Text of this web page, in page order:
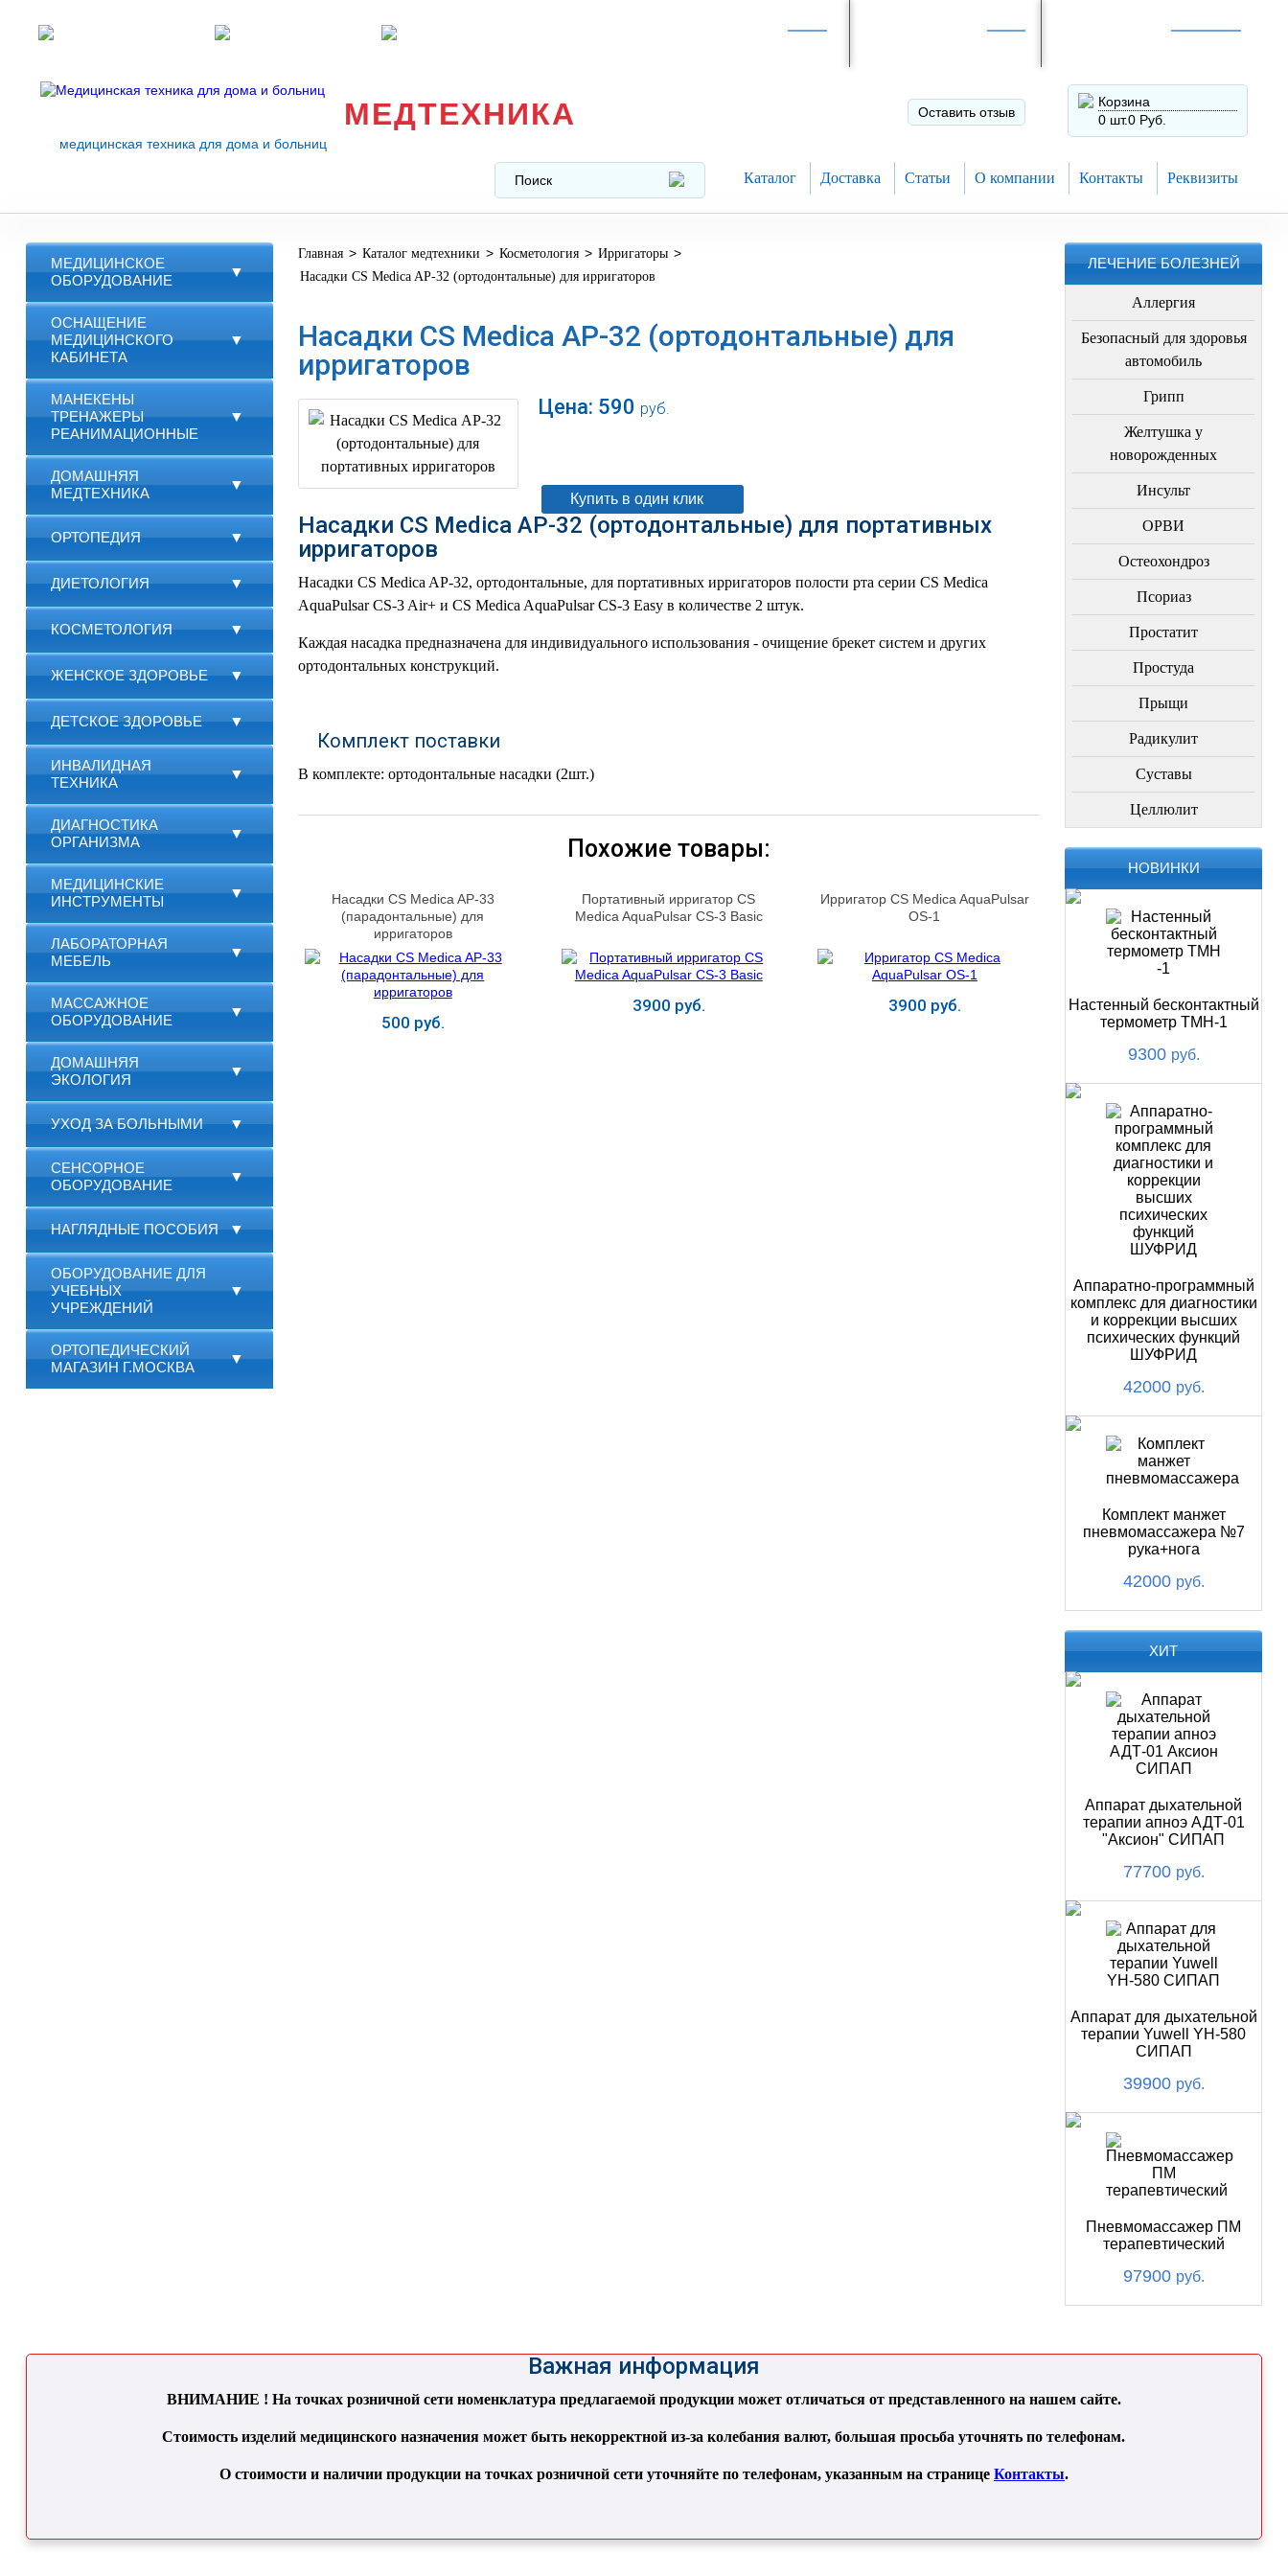
МЕДТЕХНИКА
медицинская техника для дома и больниц
Корзина
0 шт.0 Руб.
Оставить отзыв
Каталог Доставка Статьи О компании Контакты Реквизиты
МЕДИЦИНСКОЕ
ОБОРУДОВАНИЕ
▼
ОСНАЩЕНИЕ
МЕДИЦИНСКОГО
КАБИНЕТА
▼
МАНЕКЕНЫ
ТРЕНАЖЕРЫ
РЕАНИМАЦИОННЫЕ
▼
ДОМАШНЯЯ
МЕДТЕХНИКА
▼
ОРТОПЕДИЯ ▼
ДИЕТОЛОГИЯ ▼
КОСМЕТОЛОГИЯ ▼
ЖЕНСКОЕ ЗДОРОВЬЕ ▼
ДЕТСКОЕ ЗДОРОВЬЕ ▼
ИНВАЛИДНАЯ
ТЕХНИКА
▼
ДИАГНОСТИКА
ОРГАНИЗМА
▼
МЕДИЦИНСКИЕ
ИНСТРУМЕНТЫ
▼
ЛАБОРАТОРНАЯ
МЕБЕЛЬ
▼
МАССАЖНОЕ
ОБОРУДОВАНИЕ
▼
ДОМАШНЯЯ
ЭКОЛОГИЯ
▼
УХОД ЗА БОЛЬНЫМИ ▼
СЕНСОРНОЕ
ОБОРУДОВАНИЕ
▼
НАГЛЯДНЫЕ ПОСОБИЯ ▼
ОБОРУДОВАНИЕ ДЛЯ
УЧЕБНЫХ
УЧРЕЖДЕНИЙ
▼
ОРТОПЕДИЧЕСКИЙ
МАГАЗИН Г.МОСКВА
▼
Главная > Каталог медтехники > Косметология > Ирригаторы >
Насадки CS Medica AP-32 (ортодонтальные) для ирригаторов
Насадки CS Medica AP-32 (ортодонтальные) для
ирригаторов
Цена: 590 руб.
Купить в один клик
Насадки CS Medica AP-32 (ортодонтальные) для портативных
ирригаторов
Насадки CS Medica AP-32, ортодонтальные, для портативных ирригаторов полости рта серии CS Medica
AquaPulsar CS-3 Air+ и CS Medica AquaPulsar CS-3 Easy в количестве 2 штук.
Каждая насадка предназначена для индивидуального использования - очищение брекет систем и других
ортодонтальных конструкций.
Комплект поставки
В комплекте: ортодонтальные насадки (2шт.)
Похожие товары:
Насадки CS Medica AP-33
(парадонтальные) для
ирригаторов
500 руб.
Портативный ирригатор CS
Medica AquaPulsar CS-3 Basic
3900 руб.
Ирригатор CS Medica AquaPulsar
OS-1
3900 руб.
ЛЕЧЕНИЕ БОЛЕЗНЕЙ
Аллергия
Безопасный для здоровья
автомобиль
Грипп
Желтушка у
новорожденных
Инсульт
ОРВИ
Остеохондроз
Пcориаз
Простатит
Простуда
Прыщи
Радикулит
Суставы
Целлюлит
НОВИНКИ
Настенный бесконтактный
термометр ТМН-1
9300 руб.
Аппаратно-программный
комплекс для диагностики
и коррекции высших
психических функций
ШУФРИД
42000 руб.
Комплект манжет
пневмомассажера №7
рука+нога
42000 руб.
ХИТ
Аппарат дыхательной
терапии апноэ АДТ-01
"Аксион" СИПАП
77700 руб.
Аппарат для дыхательной
терапии Yuwell YH-580
СИПАП
39900 руб.
Пневмомассажер ПМ
терапевтический
97900 руб.
Важная информация
ВНИМАНИЕ ! На точках розничной сети номенклатура предлагаемой продукции может отличаться от представленного на нашем сайте.
Стоимость изделий медицинского назначения может быть некорректной из-за колебания валют, большая просьба уточнять по телефонам.
О стоимости и наличии продукции на точках розничной сети уточняйте по телефонам, указанным на странице Контакты.